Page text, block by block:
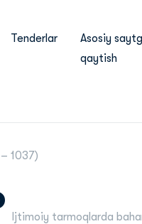
Tenderlar
Asosiy
qaytish
1037)
Ijtimoiy tarmoqlarda